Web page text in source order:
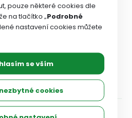
jaké problémy v odborové
podařilo.
pouze některé cookies dle
na tlačítko „Podrobné
nastavení cookies můžete
se vším
cookies